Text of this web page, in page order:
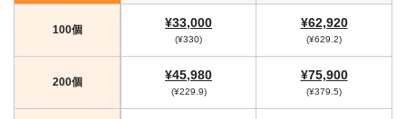
100個 ¥33,000
(¥330)
¥62,920
(¥629.2)
200個 ¥45,980
(¥229.9)
¥75,900
(¥379.5)